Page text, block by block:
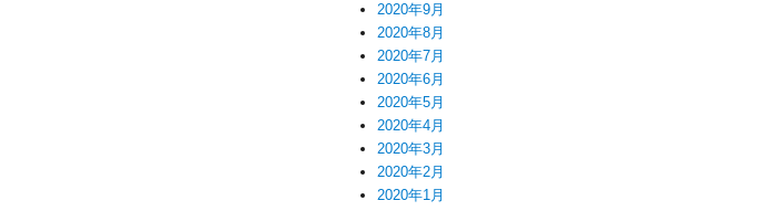
2020年9月
2020年8月
2020年7月
2020年6月
2020年5月
2020年4月
2020年3月
2020年2月
2020年1月